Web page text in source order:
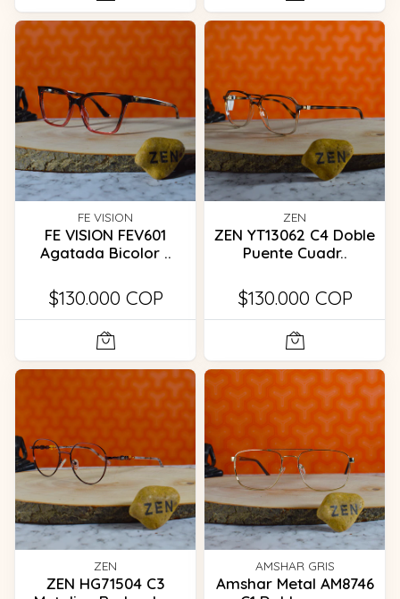
FE VISION
FE VISION FEV601
Agatada Bicolor ..
$130.000 COP
ZEN
ZEN YT13062 C4 Doble
Puente Cuadr..
$130.000 COP
ZEN
ZEN HG71504 C3
AMSHAR GRIS
Amshar Metal AM8746